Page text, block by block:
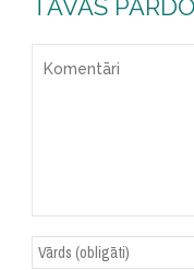
TAVAS